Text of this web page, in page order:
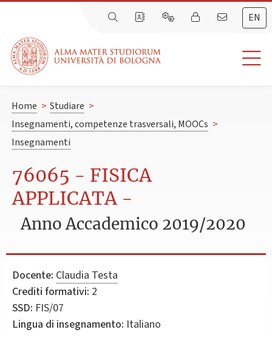
EN
Home > Studiare >
Insegnamenti, competenze trasversali, MOOCs >
Insegnamenti
76065 - FISICA
APPLICATA -
Anno Accademico 2019/2020
Docente: Claudia Testa
Crediti formativi: 2
SSD: FIS/07
Lingua di insegnamento: Italiano